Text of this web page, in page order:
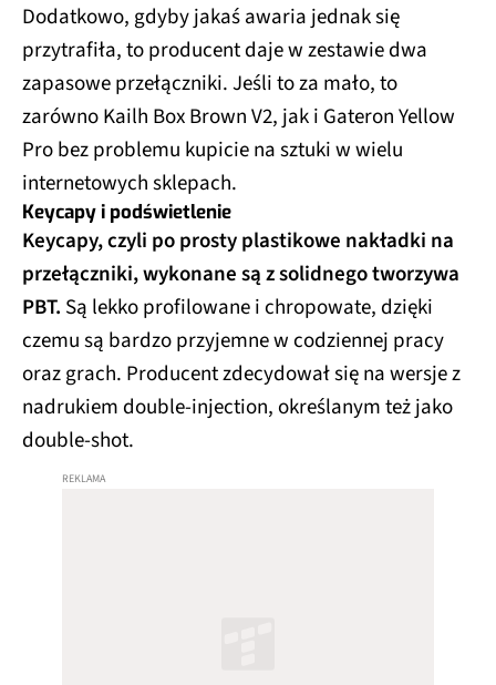
Dodatkowo, gdyby jakaś awaria jednak się
przytrafiła, to producent daje w zestawie dwa
zapasowe przełączniki. Jeśli to za mało, to
zarówno Kailh Box Brown V2, jak i Gateron Yellow
Pro bez problemu kupicie na sztuki w wielu
internetowych sklepach.
Keycapy i podświetlenie
Keycapy, czyli po prosty plastikowe nakładki na
przełączniki, wykonane są z solidnego tworzywa
PBT. Są lekko profilowane i chropowate, dzięki
czemu są bardzo przyjemne w codziennej pracy
oraz grach. Producent zdecydował się na wersje z
nadrukiem double-injection, określanym też jako
double-shot.